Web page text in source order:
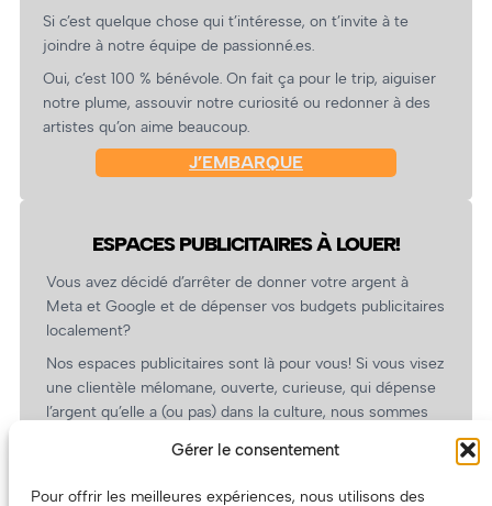
Gérer le consentement
Pour offrir les meilleures expériences, nous utilisons des
Si c’est quelque chose qui t’intéresse, on t’invite à te
joindre à notre équipe de passionné.es.
Oui, c’est 100 % bénévole. On fait ça pour le trip, aiguiser
notre plume, assouvir notre curiosité ou redonner à des
artistes qu’on aime beaucoup.
J’EMBARQUE
ESPACES PUBLICITAIRES À LOUER!
Vous avez décidé d’arrêter de donner votre argent à
Meta et Google et de dépenser vos budgets publicitaires
localement?
Nos espaces publicitaires sont là pour vous! Si vous visez
une clientèle mélomane, ouverte, curieuse, qui dépense
l’argent qu’elle a (ou pas) dans la culture, nous sommes
revient.